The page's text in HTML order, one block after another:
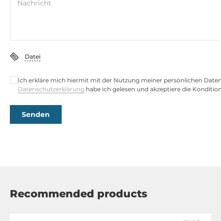
Gesamtanzahl
1
Mini-PCIe/Mini Card
Zusätzliche Funktionen
Schnittstellen
Nachricht
Datei
Ich erkläre mich hiermit mit der Nutzung meiner persönlichen
Datenschutzerklärung habe ich gelesen und akzeptiere die
Senden
Recommended products